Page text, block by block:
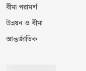
বীমা পরামর্শ
উন্নয়ন ও বীমা
আন্তর্জাতিক